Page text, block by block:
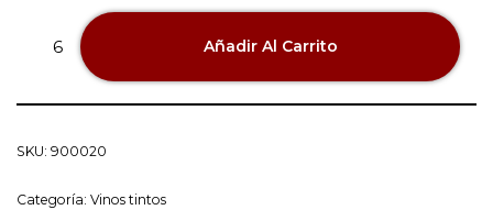
Añadir Al Carrito
SKU: 900020
Categoría: Vinos tintos